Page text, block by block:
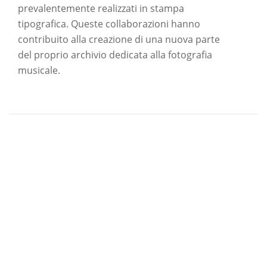
prevalentemente realizzati in stampa
tipografica. Queste collaborazioni hanno
contribuito alla creazione di una nuova parte
del proprio archivio dedicata alla fotografia
musicale.